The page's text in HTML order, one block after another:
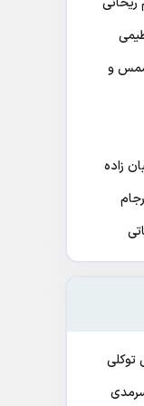
شمس و
زاده
توکلی